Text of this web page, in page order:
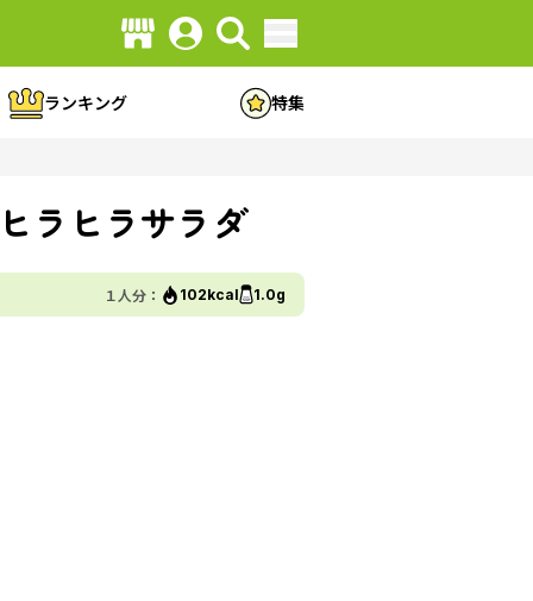
ランキング 特集
ラヒラサラダ
１人分： 102kcal 1.0g